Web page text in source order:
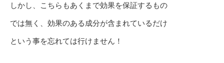
しかし、こちらもあくまで効果を保証するもの
では無く、効果のある成分が含まれているだけ
という事を忘れては行けません！